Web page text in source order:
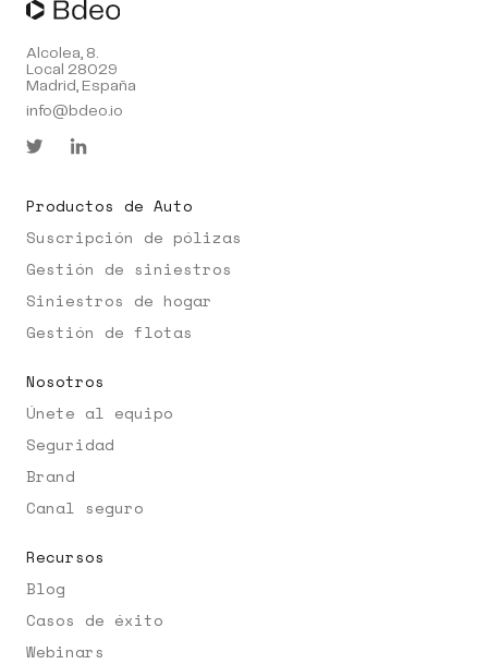
Alcolea, 8.
Local 28029
Madrid, España
info@bdeo.io
Productos de Auto
Suscripción de pólizas
Gestión de siniestros
Siniestros de hogar
Gestión de flotas
Nosotros
Únete al equipo
Seguridad
Brand
Canal seguro
Recursos
Blog
Casos de éxito
Webinars